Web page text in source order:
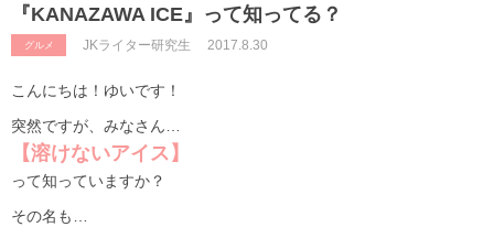
『KANAZAWA ICE』って知ってる？
グルメ JKライター研究生 2017.8.30
こんにちは！ゆいです！
突然ですが、みなさん…
【溶けないアイス】
って知っていますか？
その名も…